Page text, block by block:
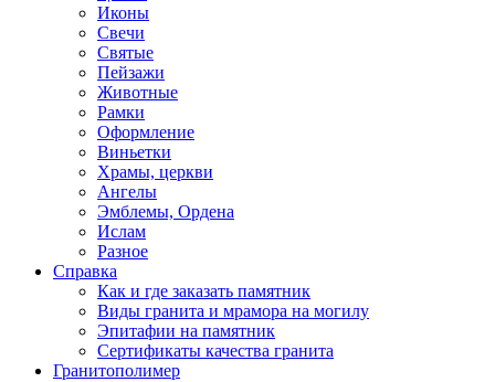
Иконы
Свечи
Святые
Пейзажи
Животные
Рамки
Оформление
Виньетки
Храмы, церкви
Ангелы
Эмблемы, Ордена
Ислам
Разное
Справка
Как и где заказать памятник
Виды гранита и мрамора на могилу
Эпитафии на памятник
Сертификаты качества гранита
Гранитополимер